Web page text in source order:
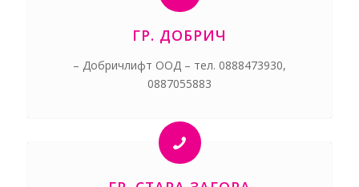
ГР. ДОБРИЧ
– Добричлифт ООД – тел. 0888473930,
0887055883